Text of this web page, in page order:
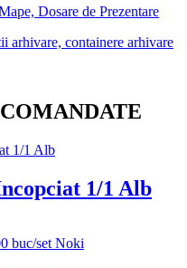
Dosare de Prezentare
arhivare, containere arhivare
1/1 Alb